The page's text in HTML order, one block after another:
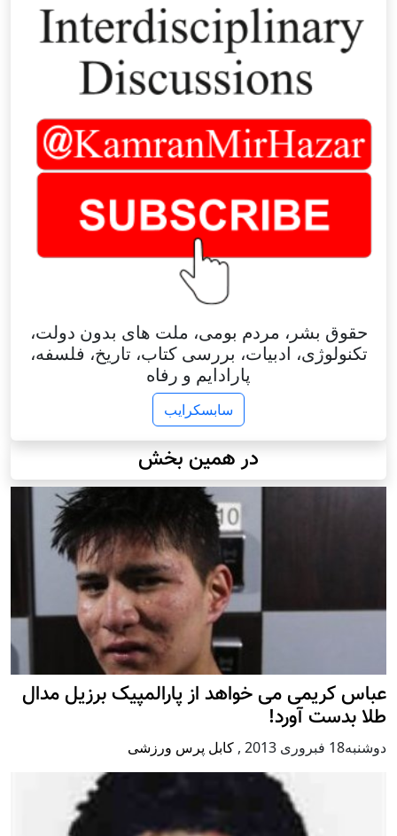
حقوق بشر، مردم بومی، ملت های بدون دولت،
تکنولوژی، ادبیات، بررسی کتاب، تاریخ، فلسفه،
پارادایم و رفاه
سابسکرایب
در همین بخش
عباس کریمی می خواهد از پارالمپیک برزیل مدال
طلا بدست آورد!
دوشنبه18 فبروری 2013 , کابل پرس ورزشی